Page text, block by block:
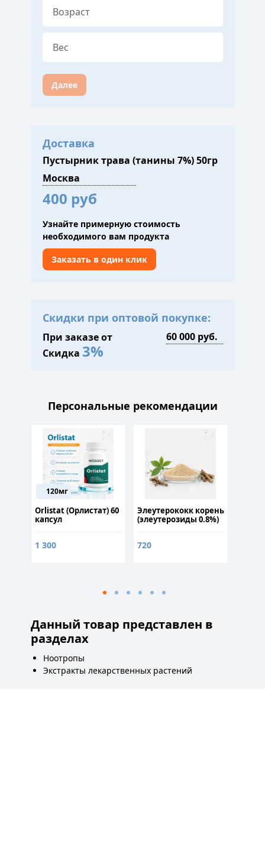
Далее
Доставка
Пустырник трава (танины 7%) 50гр
400 руб
Узнайте примерную стоимость
необходимого вам продукта
Заказать в один клик
Скидки при оптовой покупке:
При заказе от
Скидка 3%
Персональные рекомендации
120мг
Orlistat (Орлистат) 60
капсул
1 300
Элеутерококк корень
(элеутерозиды 0.8%)
720
Данный товар представлен в
разделах
Ноотропы
Экстракты лекарственных растений